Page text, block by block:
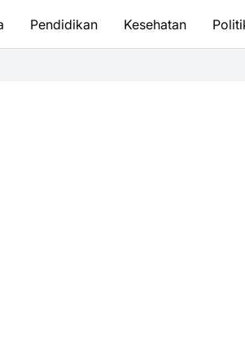
Pendidikan Kesehatan